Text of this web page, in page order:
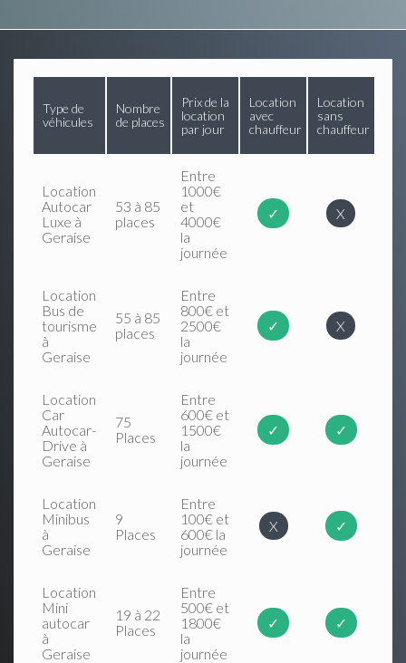
Type de
véhicules
Nombre
de places
Prix de la
location
par jour
Location
avec
chauffeur
Location
sans
chauffeur
Location
Autocar
Luxe à
Geraise
53 à 85
places
Entre
1000€
et
4000€
la
journée
✓ X
Location
Bus de
tourisme
à
Geraise
55 à 85
places
Entre
800€ et
2500€
la
journée
✓ X
Location
Car
Autocar-
Drive à
Geraise
75
Places
Entre
600€ et
1500€
la
journée
✓ ✓
Location
Minibus
à
Geraise
9
Places
Entre
100€ et
600€ la
journée
X ✓
Location
Mini
autocar
à
Geraise
19 à 22
Places
Entre
500€ et
1800€
la
journée
✓ ✓